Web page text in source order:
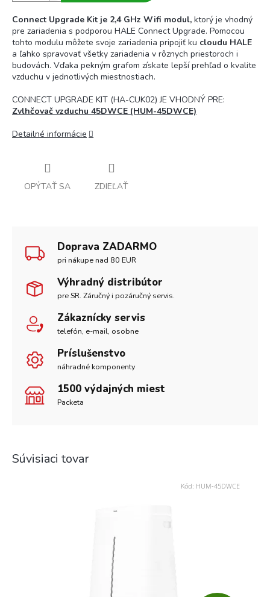
Connect Upgrade Kit je 2,4 GHz Wifi modul, ktorý je vhodný
pre zariadenia s podporou HALE Connect Upgrade. Pomocou
tohto modulu môžete svoje zariadenia pripojiť ku cloudu HALE
a ľahko spravovať všetky zariadenia v rôznych priestoroch i
budovách. Vďaka pekným grafom získate lepší prehľad o kvalite
vzduchu v jednotlivých miestnostiach.
CONNECT UPGRADE KIT (HA-CUK02) JE VHODNÝ PRE:
Zvlhčovač vzduchu 45DWCE (HUM-45DWCE)
Detailné informácie
OPÝTAŤ SA ZDIEĽAŤ
Doprava ZADARMO
pri nákupe nad 80 EUR
Výhradný distribútor
pre SR. Záručný i pozáručný servis.
Zákaznícky servis
telefón, e-mail, osobne
Príslušenstvo
náhradné komponenty
1500 výdajných miest
Packeta
Súvisiaci tovar
Kód: HUM-45DWCE